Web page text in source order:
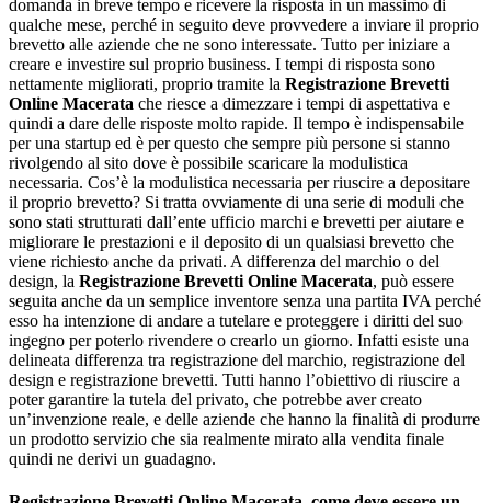
domanda in breve tempo e ricevere la risposta in un massimo di
qualche mese, perché in seguito deve provvedere a inviare il proprio
brevetto alle aziende che ne sono interessate. Tutto per iniziare a
creare e investire sul proprio business. I tempi di risposta sono
nettamente migliorati, proprio tramite la Registrazione Brevetti
Online Macerata che riesce a dimezzare i tempi di aspettativa e
quindi a dare delle risposte molto rapide. Il tempo è indispensabile
per una startup ed è per questo che sempre più persone si stanno
rivolgendo al sito dove è possibile scaricare la modulistica
necessaria. Cos’è la modulistica necessaria per riuscire a depositare
il proprio brevetto? Si tratta ovviamente di una serie di moduli che
sono stati strutturati dall’ente ufficio marchi e brevetti per aiutare e
migliorare le prestazioni e il deposito di un qualsiasi brevetto che
viene richiesto anche da privati. A differenza del marchio o del
design, la Registrazione Brevetti Online Macerata, può essere
seguita anche da un semplice inventore senza una partita IVA perché
esso ha intenzione di andare a tutelare e proteggere i diritti del suo
ingegno per poterlo rivendere o crearlo un giorno. Infatti esiste una
delineata differenza tra registrazione del marchio, registrazione del
design e registrazione brevetti. Tutti hanno l’obiettivo di riuscire a
poter garantire la tutela del privato, che potrebbe aver creato
un’invenzione reale, e delle aziende che hanno la finalità di produrre
un prodotto servizio che sia realmente mirato alla vendita finale
quindi ne derivi un guadagno.